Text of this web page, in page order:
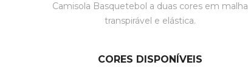
Camisola Basquetebol a duas cores em malha
transpirável e elástica.
CORES DISPONÍVEIS